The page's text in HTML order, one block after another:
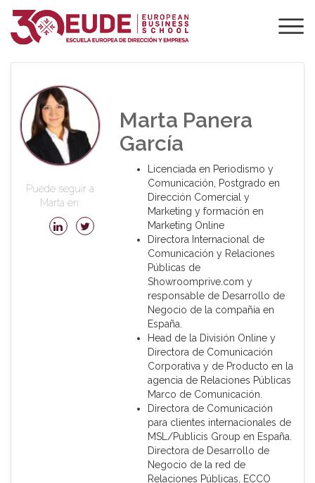
PROFESORADO DE
EUDE
Puede seguir a
Marta en:
Marta Panera
García
Licenciada en Periodismo y
Comunicación, Postgrado en
Dirección Comercial y
Marketing y formación en
Marketing Online
Directora Internacional de
Comunicación y Relaciones
Públicas de
Showroomprive.com y
responsable de Desarrollo de
Negocio de la compañía en
España.
Head de la División Online y
Directora de Comunicación
Corporativa y de Producto en la
agencia de Relaciones Públicas
Marco de Comunicación.
Directora de Comunicación
para clientes internacionales de
MSL/Publicis Group en España.
Directora de Desarrollo de
Negocio de la red de
Relaciones Públicas, ECCO